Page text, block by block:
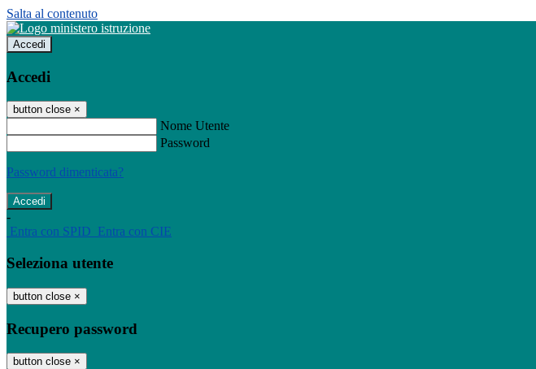
Salta al contenuto
Accedi
Accedi
button close ×
Nome Utente
Password
Password dimenticata?
-
Entra con SPID Entra con CIE
Seleziona utente
button close ×
Recupero password
button close ×